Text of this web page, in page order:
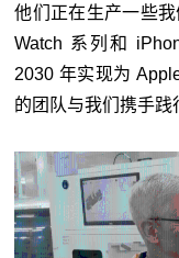
他们正在生产一些
Watch 系列和
2030 年实现为
的团队与我们携手践